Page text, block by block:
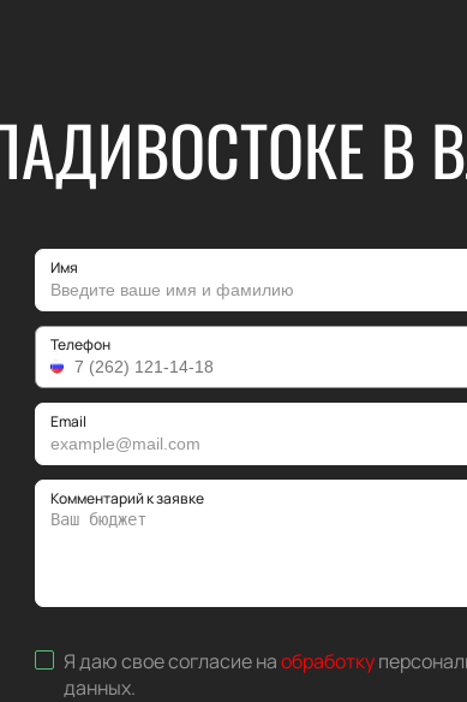
В
Имя
Телефон
Email
Комментарий к заявке
Я даю свое согласие наобработку
данных.